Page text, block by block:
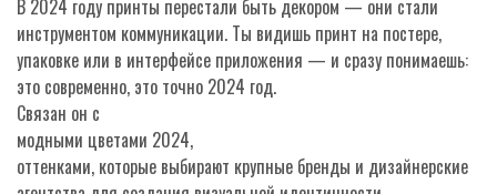
В 2024 году принты перестали быть декором — они стали
инструментом коммуникации. Ты видишь принт на постере,
упаковке или в интерфейсе приложения — и сразу понимаешь:
это современно, это точно 2024 год.
Связан он с
модными цветами 2024,
оттенками, которые выбирают крупные бренды и дизайнерские